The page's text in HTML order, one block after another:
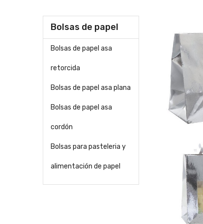
Bolsas de papel
Bolsas de papel asa
retorcida
Bolsas de papel asa plana
Bolsas de papel asa
cordón
Bolsas para pasteleria y
alimentación de papel